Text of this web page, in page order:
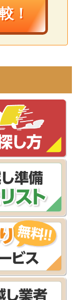
！